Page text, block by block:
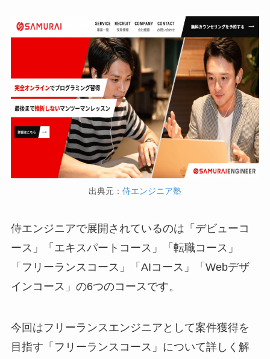
出典元： 侍エンジニア塾
侍エンジニアで展開されているのは「デビューコ
ース」「エキスパートコース」「転職コース」
「フリーランスコース」「AIコース」「Webデザ
インコース」の6つのコースです。
今回はフリーランスエンジニアとして案件獲得を
目指す「フリーランスコース」について詳しく解